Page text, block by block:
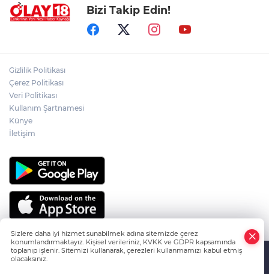
ÖZGÜR ÖZEL VE VELİ AĞBABA
HAKKINDA KRİTİK GELİŞME
CHP İL BAŞKANLIĞI'NA KAMİL AKDOĞAN
Bizi Takip Edin!
Gizlilik Politikası
Çerez Politikası
Veri Politikası
Kullanım Şartnamesi
Künye
İletişim
Sizlere daha iyi hizmet sunabilmek adına sitemizde çerez
konumlandırmaktayız. Kişisel verileriniz, KVKK ve GDPR kapsamında
toplanıp işlenir. Sitemizi kullanarak, çerezleri kullanmamızı kabul etmiş
olacaksınız.